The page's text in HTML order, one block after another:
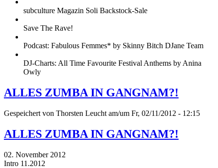
subculture Magazin Soli Backstock-Sale
Save The Rave!
Podcast: Fabulous Femmes* by Skinny Bitch DJane Team
DJ-Charts: All Time Favourite Festival Anthems by Anina
Owly
ALLES ZUMBA IN GANGNAM?!
Gespeichert von Thorsten Leucht am/um Fr, 02/11/2012 - 12:15
ALLES ZUMBA IN GANGNAM?!
02. November 2012
Intro 11.2012